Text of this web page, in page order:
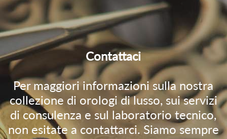
Contattaci
Per maggiori informazioni sulla nostra
collezione di orologi di lusso, sui servizi
di consulenza e sul laboratorio tecnico,
non esitate a contattarci. Siamo sempre